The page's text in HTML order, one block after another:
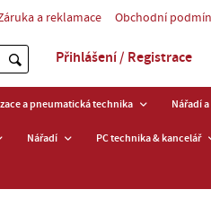
a reklamace Obchodní
Přihlášení / Registrace
a pneumatická technika Nářadí
Nářadí PC technika & kancelář